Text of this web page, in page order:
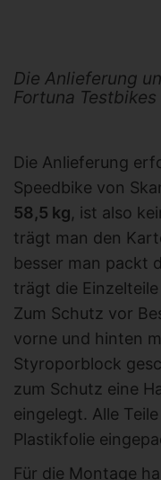
Die Anlieferung
Fortuna Testbikes
Die Anlieferung
Speedbike von
58,5 kg, ist also
trägt man den
besser man packt
trägt die
Zum Schutz vor
vorne und hinten
Styroporblock
zum Schutz eine
eingelegt. Alle
Plastikfolie
Für die Montage